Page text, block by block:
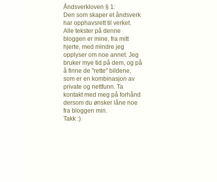
Åndsverkloven § 1:
Den som skaper et åndsverk
har opphavsretttil verket.
Alle tekster på denne
bloggen er mine, fra mitt
hjerte, med mindre jeg
opplyser om noe annet. Jeg
bruker mye tid på dem, og på
å finne de "rette" bildene,
som er en kombinasjon av
private og nettfunn. Ta
kontakt med meg på forhånd
dersom du ønsker låne noe
fra bloggen min.
Takk :)